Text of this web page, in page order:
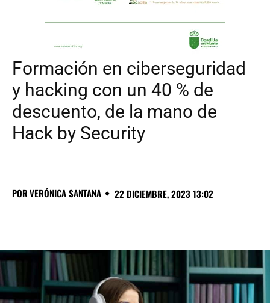
Formación en ciberseguridad
y hacking con un 40 % de
descuento, de la mano de
Hack by Security
PORVERÓNICA SANTANA 22 DICIEMBRE, 2023 13:02